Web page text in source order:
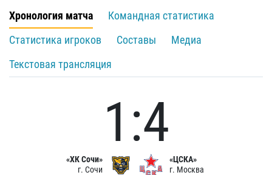
Хронология матча
Командная статистика
Статистика игроков
Составы
Медиа
Текстовая трансляция
«ХК Сочи»
г. Сочи
1:4
«ЦСКА»
г. Москва